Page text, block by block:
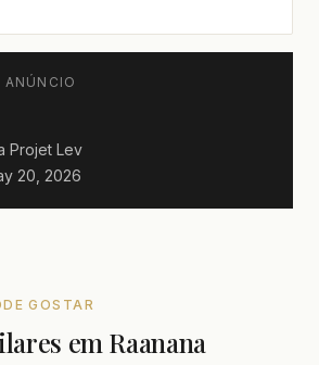
ANÚNCIO
Projet Lev
20, 2026
GOSTAR
em Raanana